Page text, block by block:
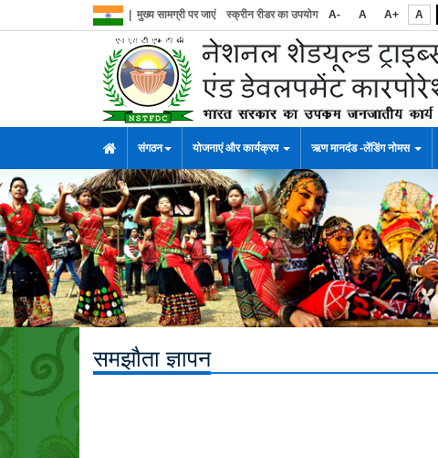
मुख्य सामग्री पर जाएं स्क्रीन रीडर का उपयोग A- A A+ A
संगठन योजनाएं और कार्यक्रम ऋण मानदंड -लेंडिंग नोमस
समझौता ज्ञापन